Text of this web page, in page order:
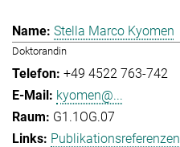
Stella Marco Kyomen
Doktorandin
+49 4522 763-742
kyomen@...
G1.1OG.07
Publikationsreferenzen